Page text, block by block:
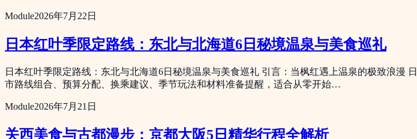
Module2026年7月22日
日本红叶季限定路线：东北与北海道6日秘境温泉与美食巡礼
日本红叶季限定路线：东北与北海道6日秘境温泉与美食巡礼 引言：当枫红遇上温泉的极致浪
市路线组合、预算分配、换乘建议、季节玩法和材料准备提醒，适合从零开始…
Module2026年7月21日
关西美食与古都漫步：京都大阪5日精华行程全解析